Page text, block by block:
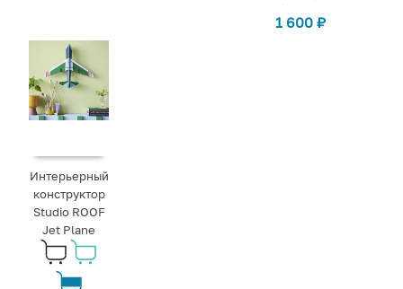
1 600₽
Интерьерный
конструктор
Studio ROOF
Jet Plane